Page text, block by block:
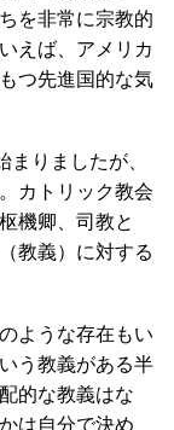
を非常に宗教的
えば、アメリカ
つ先進国的な気
りましたが、
カトリック教会
機卿、司教と
教義）に対する
ような存在もい
う教義がある半
的な教義はな
は自分で決め